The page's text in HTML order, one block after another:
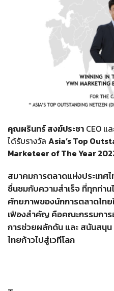
คุณผรินทร์ สงฆ์ประชา CEO แ
ได้รับรางวัล Asia’s Top
Marketeer of The Year
สมาคมการตลาดแห่งประเท
ชื่นชมกับความสำเร็จ ที่ทุกท่าน
ศักยภาพของนักการตลาดไท
เฟืองสำคัญ คือคณะกรรมการ
การช่วยผลักดัน และ สนันสนุน
ไทยก้าวไปสู่เวทีโลก